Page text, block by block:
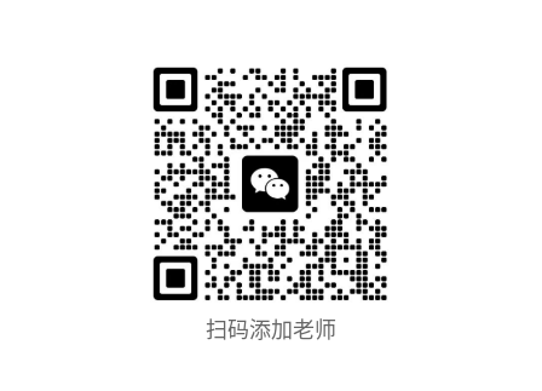
扫码添加老师